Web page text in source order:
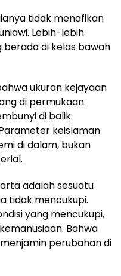
tidak menafikan
Lebih-lebih
di kelas bawah
ukuran kejayaan
di permukaan.
di balik
keislaman
di dalam, bukan
adalah sesuatu
tidak mencukupi.
yang mencukupi,
Bahwa
perubahan di